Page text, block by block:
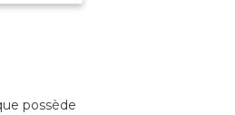
possède